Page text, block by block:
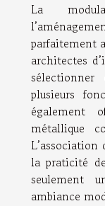
La
parfaitement
architectes
plusieurs
également
métallique
la praticité
seulement
ambiance